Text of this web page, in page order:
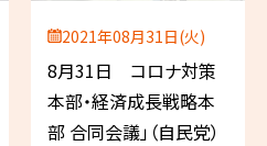
2021年08月31日(火)
8月31日 コロナ対策
本部・経済成長戦略本
部 合同会議」（自民党）